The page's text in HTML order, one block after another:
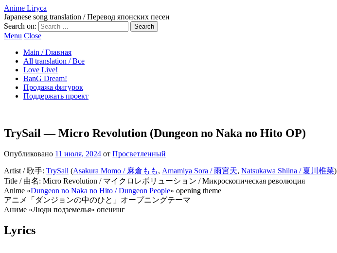
Anime Liryca
Japanese song translation / Перевод японских песен
Search on:
Menu Close
Main / Главная
All translation / Все
Love Live!
BanG Dream!
Продажа фигурок
Поддержать проект
TrySail — Micro Revolution (Dungeon no Naka no Hito OP)
Опубликовано 11 июля, 2024 от Просветленный
Artist / 歌手: TrySail (Asakura Momo / 麻倉もも, Amamiya Sora / 雨宮天, Natsukawa Shiina / 夏川椎菜)
Title / 曲名: Micro Revolution / マイクロレボリューション / Микроскопическая революция
Anime «Dungeon no Naka no Hito / Dungeon People» opening theme
アニメ「ダンジョンの中のひと」オープニングテーマ
Аниме «Люди подземелья» опенинг
Lyrics